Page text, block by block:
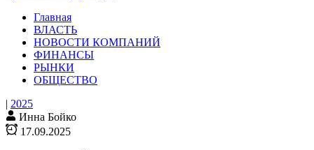
Главная
ВЛАСТЬ
НОВОСТИ КОМПАНИЙ
ФИНАНСЫ
РЫНКИ
ОБЩЕСТВО
| 2025
Инна Бойко
17.09.2025